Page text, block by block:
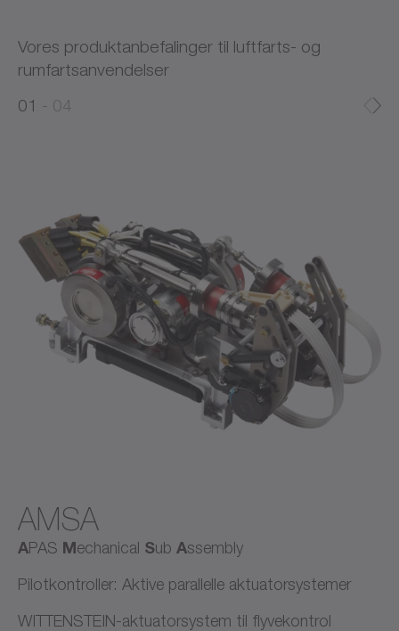
Vores produktanbefalinger til luftfarts- og
rumfartsanvendelser
0
0
1
04
AMSA
APAS Mechanical Sub Assembly
Pilotkontroller: Aktive parallelle aktuatorsystemer
WITTENSTEIN-aktuatorsystem til flyvekontrol